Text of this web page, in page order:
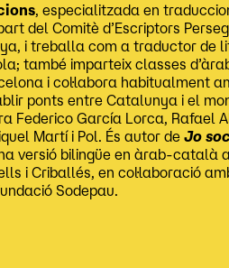
, especialitzada en
del Comitè d’Escriptors
i treballa com a traductor de
també imparteix classes
i col·labora habitualment
ponts entre Catalunya i el
Federico García Lorca, Rafael
Martí i Pol. És autor deJo
versió bilingüe en àrab-català
i Criballés, en col·laboració
Sodepau.